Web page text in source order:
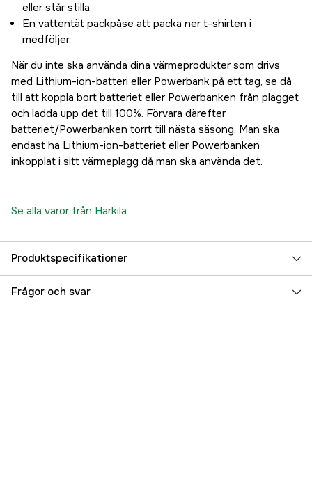
eller står stilla.
En vattentät packpåse att packa ner t-shirten i
medföljer.
När du inte ska använda dina värmeprodukter som drivs
med Lithium-ion-batteri eller Powerbank på ett tag, se då
till att koppla bort batteriet eller Powerbanken från plagget
och ladda upp det till 100%. Förvara därefter
batteriet/Powerbanken torrt till nästa säsong. Man ska
endast ha Lithium-ion-batteriet eller Powerbanken
inkopplat i sitt värmeplagg då man ska använda det.
Se alla varor från Härkila
Produktspecifikationer
Färgton Svart, Grön
Frågor och svar